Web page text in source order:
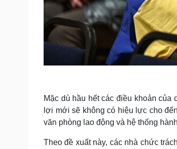
Mặc dù hầu hết các điều khoản
lợi mới sẽ không có hiệu lực cho
văn phòng lao động và hệ thống
Theo đề xuất này, các nhà chức